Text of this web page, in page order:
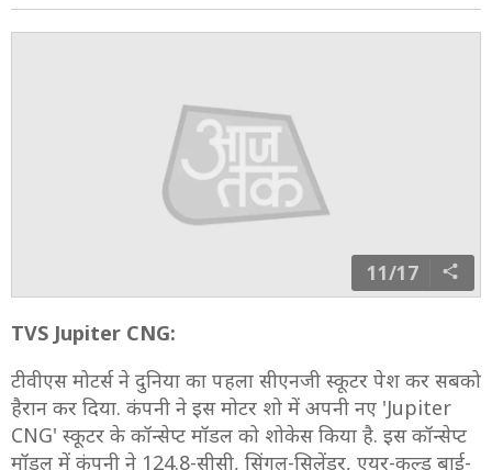
11/17
TVS Jupiter CNG:
टीवीएस मोटर्स ने दुनिया का पहला सीएनजी स्कूटर पेश कर सबको
हैरान कर दिया. कंपनी ने इस मोटर शो में अपनी नए 'Jupiter
CNG' स्कूटर के कॉन्सेप्ट मॉडल को शोकेस किया है. इस कॉन्सेप्ट
मॉडल में कंपनी ने 124.8-सीसी, सिंगल-सिलेंडर, एयर-कूल्ड बाई-